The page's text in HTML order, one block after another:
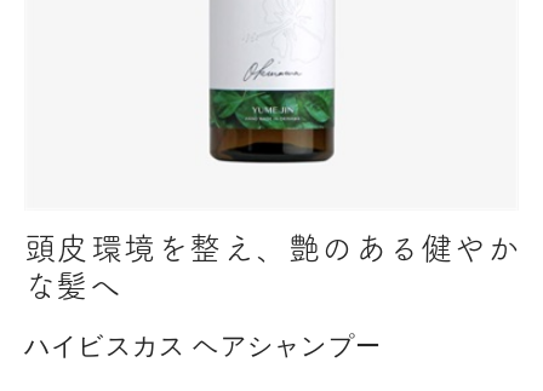
頭皮環境を整え、艶のある健やか
な髪へ
ハイビスカス ヘアシャンプー